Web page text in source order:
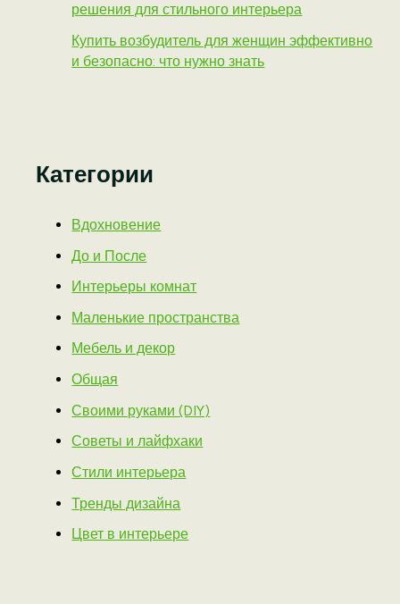
решения для стильного интерьера
Купить возбудитель для женщин эффективно
и безопасно: что нужно знать
Категории
Вдохновение
До и После
Интерьеры комнат
Маленькие пространства
Мебель и декор
Общая
Своими руками (DIY)
Советы и лайфхаки
Стили интерьера
Тренды дизайна
Цвет в интерьере